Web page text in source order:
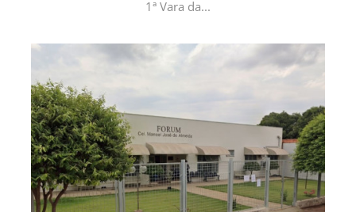
1ª Vara da...